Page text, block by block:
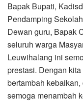
Bapak Bupati,
Pendamping
Dewan guru, Bapak
seluruh warga
Leuwihalang ini
prestasi. Dengan
bertambah
semoga menambah